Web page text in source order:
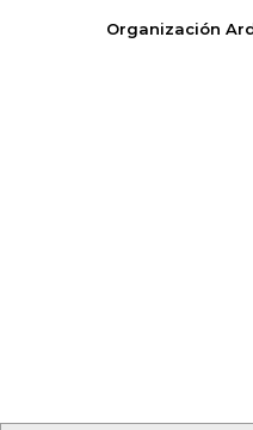
Organización